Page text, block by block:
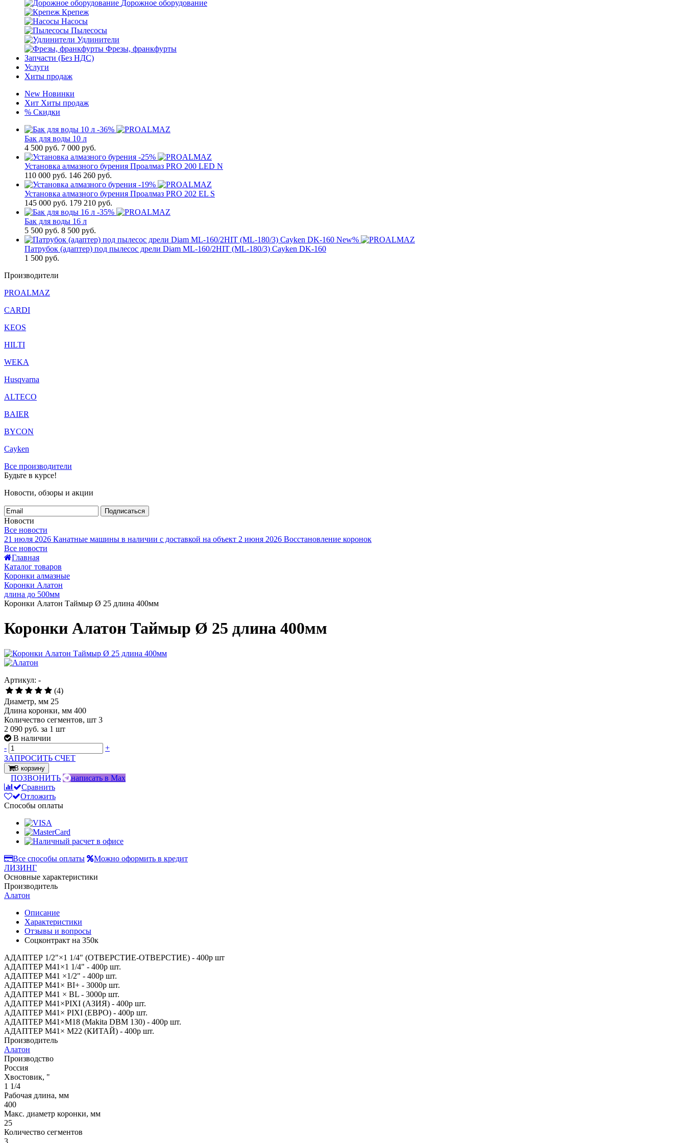
Дорожное оборудование
Крепеж
Насосы
Пылесосы
Удлинители
Фрезы, франкфурты
Запчасти (Без НДС)
Услуги
Хиты продаж
New Новинки
Хит Хиты продаж
% Скидки
-36%
Бак для воды 10 л
4 500 руб. 7 000 руб.
-25%
Установка алмазного бурения Проалмаз PRO 200 LED N
110 000 руб. 146 260 руб.
-19%
Установка алмазного бурения Проалмаз PRO 202 EL S
145 000 руб. 179 210 руб.
-35%
Бак для воды 16 л
5 500 руб. 8 500 руб.
New%
Патрубок (адаптер) под пылесос дрели Diam ML-160/2HIT (ML-180/3) Cayken DK-160
1 500 руб.
Производители
PROALMAZ
CARDI
KEOS
HILTI
WEKA
Husqvarna
ALTECO
BAIER
BYCON
Cayken
Все производители
Будьте в курсе!
Новости, обзоры и акции
Подписаться
Новости
Все новости
21 июля 2026 Канатные машины в наличии с доставкой на объект 2 июня 2026 Восстановление коронок
Все новости
Главная
Каталог товаров
Коронки алмазные
Коронки Алатон
длина до 500мм
Коронки Алатон Таймыр Ø 25 длина 400мм
Коронки Алатон Таймыр Ø 25 длина 400мм
Артикул: -
(4)
Диаметр, мм 25
Длина коронки, мм 400
Количество сегментов, шт 3
2 090 руб. за 1 шт
В наличии
-
+
ЗАПРОСИТЬ СЧЕТ
В корзину
ПОЗВОНИТЬ
написать в Max
Сравнить
Отложить
Способы оплаты
Все способы оплаты
Можно оформить в кредит
ЛИЗИНГ
Основные характеристики
Производитель
Алатон
Описание
Характеристики
Отзывы и вопросы
Соцконтракт на 350к
АДАПТЕР 1/2"×1 1/4" (ОТВЕРСТИЕ-ОТВЕРСТИЕ) - 400р шт
АДАПТЕР М41×1 1/4" - 400р шт.
АДАПТЕР М41 ×1/2" - 400р шт.
АДАПТЕР М41× BI+ - 3000р шт.
АДАПТЕР М41 × BL - 3000р шт.
АДАПТЕР М41×PIXI (АЗИЯ) - 400р шт.
АДАПТЕР М41× PIXI (ЕВРО) - 400р шт.
АДАПТЕР М41×M18 (Makita DBM 130) - 400р шт.
АДАПТЕР М41× M22 (КИТАЙ) - 400р шт.
Производитель
Алатон
Производство
Россия
Хвостовик, "
1 1/4
Рабочая длина, мм
400
Макс. диаметр коронки, мм
25
Количество сегментов
3